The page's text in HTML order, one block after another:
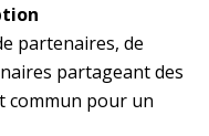
partenaires, de
partageant des
commun pour un